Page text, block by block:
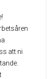
att ni